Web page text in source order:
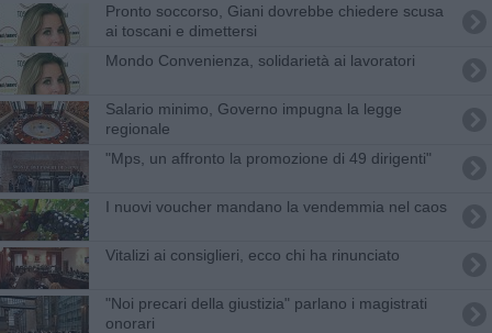
Pronto soccorso, Giani dovrebbe chiedere scusa
ai toscani e dimettersi
Mondo Convenienza, solidarietà ai lavoratori
Salario minimo, Governo impugna la legge
regionale
"Mps, un affronto la promozione di 49 dirigenti"
I nuovi voucher mandano la vendemmia nel caos
Vitalizi ai consiglieri, ecco chi ha rinunciato
"Noi precari della giustizia" parlano i magistrati
onorari